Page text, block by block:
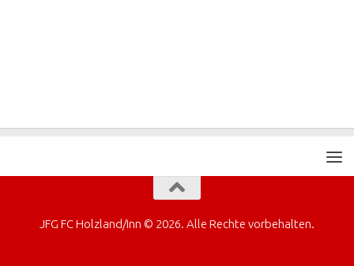
JFG FC Holzland/Inn © 2026. Alle Rechte vorbehalten.